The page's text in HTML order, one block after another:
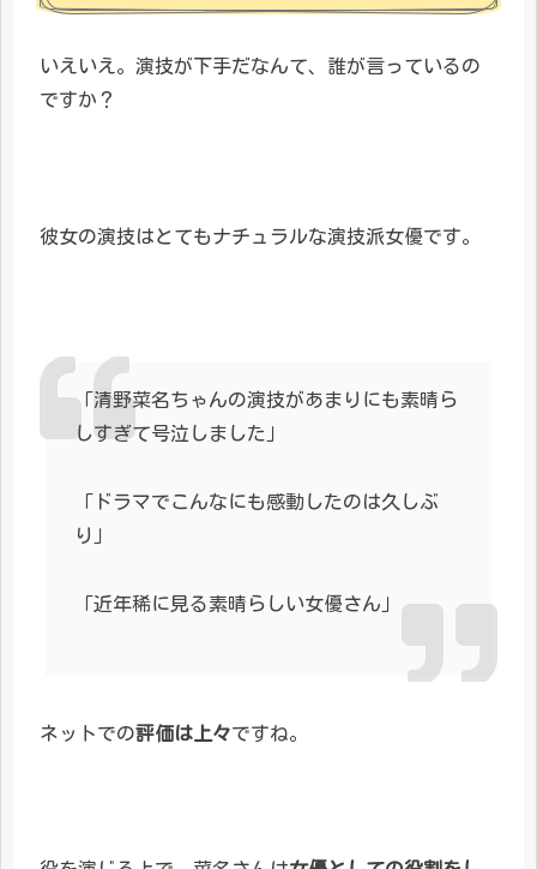
いえいえ。演技が下手だなんて、誰が言っているの
ですか？
彼女の演技はとてもナチュラルな演技派女優です。
「清野菜名ちゃんの演技があまりにも素晴ら
しすぎて号泣しました」
「ドラマでこんなにも感動したのは久しぶ
り」
「近年稀に見る素晴らしい女優さん」
ネットでの評価は上々ですね。